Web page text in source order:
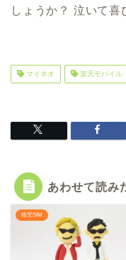
しょうか？ 泣いて喜
マイネオ 楽天モバイル
あわせて読み
格安SIM